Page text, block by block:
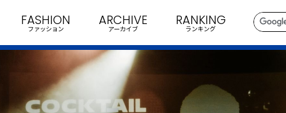
FASHION
ファッション
ARCHIVE
アーカイブ
RANKING
ランキング